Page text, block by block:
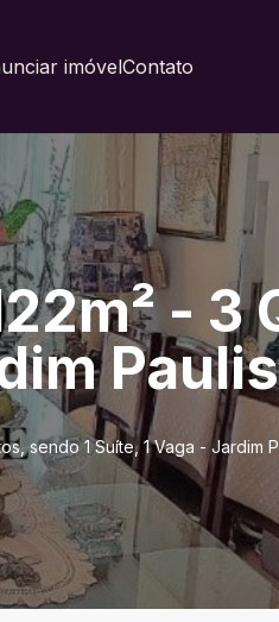
imóvelContato
- 3
sendo 1 Suíte, 1 Vaga - Jardim